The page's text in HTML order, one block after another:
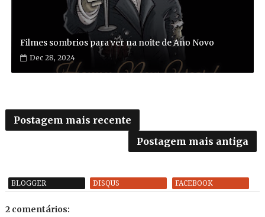
Filmes sombrios para ver na noite de Ano Novo
Dec 28, 2024
Postagem mais recente
Postagem mais antiga
BLOGGER DISQUS FACEBOOK
2 comentários: